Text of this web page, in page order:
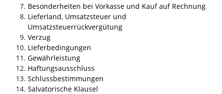
Besonderheiten bei Vorkasse und Kauf auf Rechnung
Lieferland, Umsatzsteuer und
Umsatzsteuerrückvergütung
Verzug
Lieferbedingungen
Gewährleistung
Haftungsausschluss
Schlussbestimmungen
Salvatorische Klausel